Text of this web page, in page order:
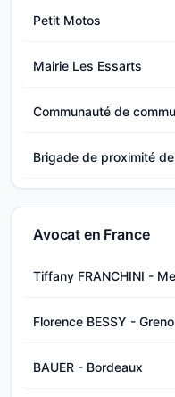
Petit Motos
Mairie Les Essarts
Communauté de
Brigade de proximité
Avocat en France
Tiffany FRANCHINI -
Florence BESSY -
BAUER - Bordeaux